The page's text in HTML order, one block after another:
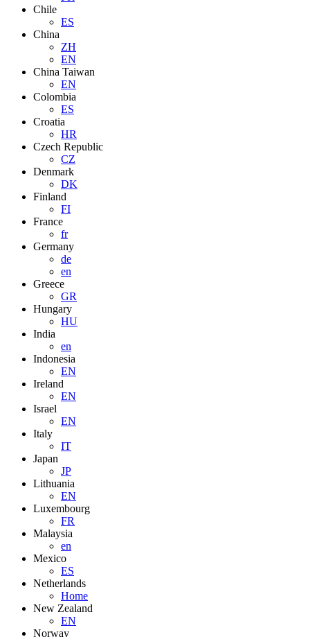
Chile
ES
China
ZH
EN
China Taiwan
EN
Colombia
ES
Croatia
HR
Czech Republic
CZ
Denmark
DK
Finland
FI
France
fr
Germany
de
en
Greece
GR
Hungary
HU
India
en
Indonesia
EN
Ireland
EN
Israel
EN
Italy
IT
Japan
JP
Lithuania
EN
Luxembourg
FR
Malaysia
en
Mexico
ES
Netherlands
Home
New Zealand
EN
Norway